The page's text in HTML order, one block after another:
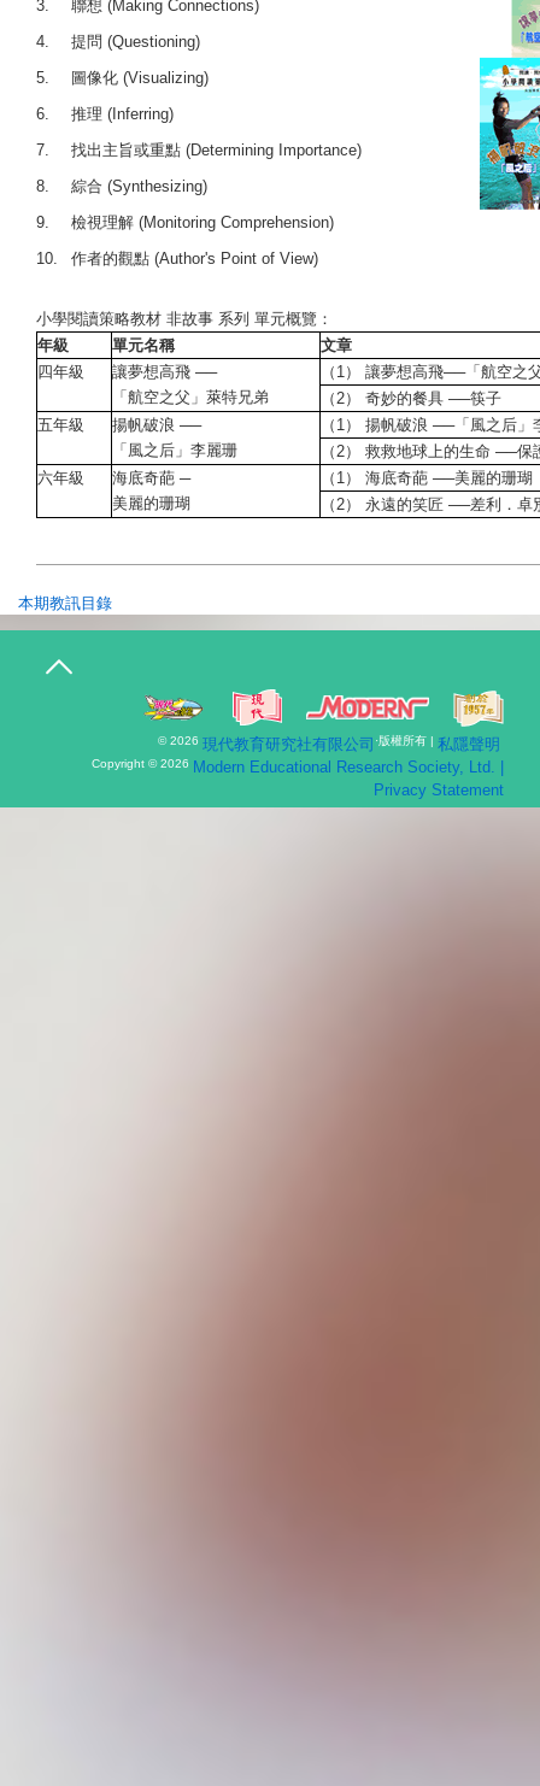
3.
聯想 (Making Connections)
4.
提問 (Questioning)
5.
圖像化 (Visualizing)
6.
推理 (Inferring)
7.
找出主旨或重點 (Determining Importance)
8.
綜合 (Synthesizing)
9.
檢視理解 (Monitoring Comprehension)
10.
作者的觀點 (Author's Point of View)
小學閱讀策略教材 非故事 系列 單元概覽：
年級
單元名稱
文章
四年級
讓夢想高飛 ──
「航空之父」萊特兄弟
（1） 讓夢想高飛──「航空之
（2） 奇妙的餐具 ──筷子
五年級
揚帆破浪 ──
「風之后」李麗珊
（1） 揚帆破浪 ──「風之后」
（2） 救救地球上的生命 ──保
六年級
海底奇葩 ─
美麗的珊瑚
（1） 海底奇葩 ──美麗的珊瑚
（2） 永遠的笑匠 ──差利．卓
本期教訊目錄
T
i
© 2026 現代教育研究社有限公司 ·版權所有 | 私隱聲明
Copyright © 2026 Modern Educational Research Society, Ltd. |
Privacy Statement